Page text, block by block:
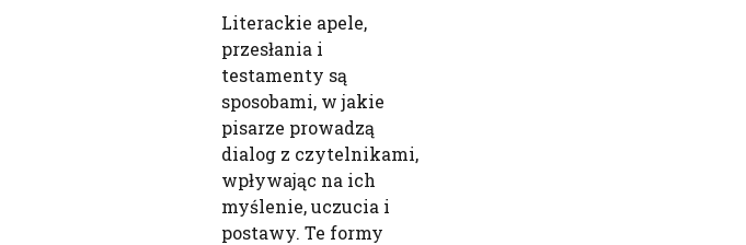
Literackie apele,
przesłania i
testamenty są
sposobami, w jakie
pisarze prowadzą
dialog z czytelnikami,
wpływając na ich
myślenie, uczucia i
postawy. Te formy